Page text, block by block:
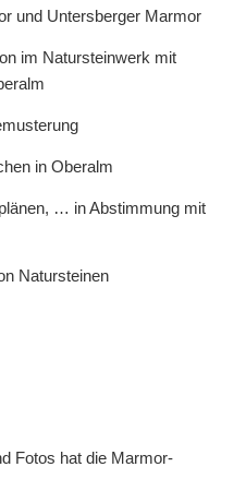
und Untersberger Marmor
im Natursteinwerk mit
in Oberalm
… in Abstimmung mit
Natursteinen
Fotos hat die Marmor-